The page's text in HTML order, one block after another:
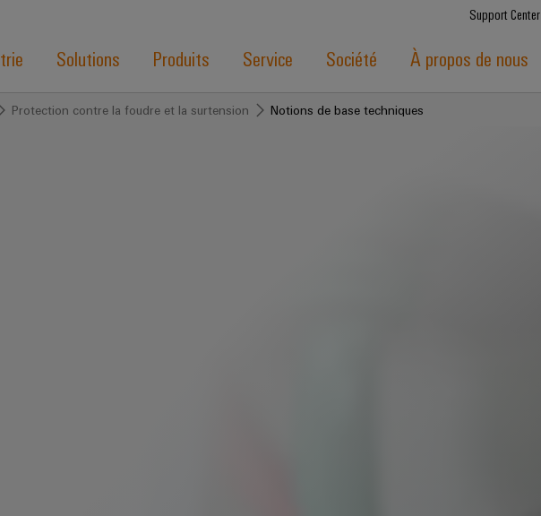
Support Center
Solutions Produits Service Société À propos de nous
Protection contre la foudre et la surtension Notions de base techniques